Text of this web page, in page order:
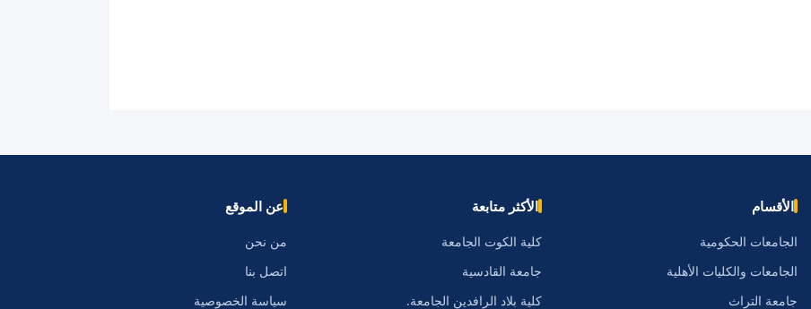
الأقسام
الجامعات الحكومية
الجامعات والكليات الأهلية
جامعة التراث
الأكثر متابعة
كلية الكوت الجامعة
جامعة القادسية
كلية بلاد الرافدين الجامعة.
عن الموقع
من نحن
اتصل بنا
سياسة الخصوصية